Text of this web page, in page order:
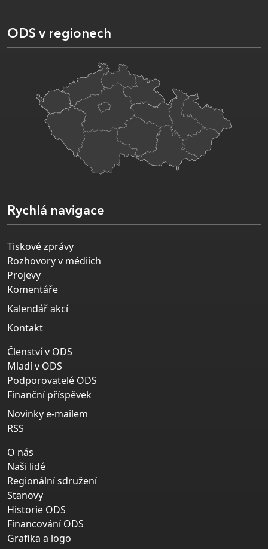
ODS v regionech
Rychlá navigace
Tiskové zprávy
Rozhovory v médiích
Projevy
Komentáře
Kalendář akcí
Kontakt
Členství v ODS
Mladí v ODS
Podporovatelé ODS
Finanční příspěvek
Novinky e-mailem
RSS
O nás
Naši lidé
Regionální sdružení
Stanovy
Historie ODS
Financování ODS
Grafika a logo